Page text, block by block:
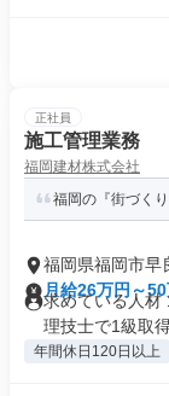
正社員
施工管理業務
福岡建材株式会社
福岡の『街づく
福岡県福岡市早
月給26万円～50
求めている人材
理技士で1級取
年間休日120日以上